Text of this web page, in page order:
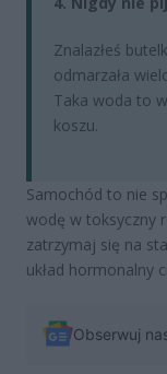
Znalazłeś
odmarzała
Taka woda to
koszu.
Samochód to nie
wodę w toksyczny
zatrzymaj się na
układ hormonalny
Obserwuj